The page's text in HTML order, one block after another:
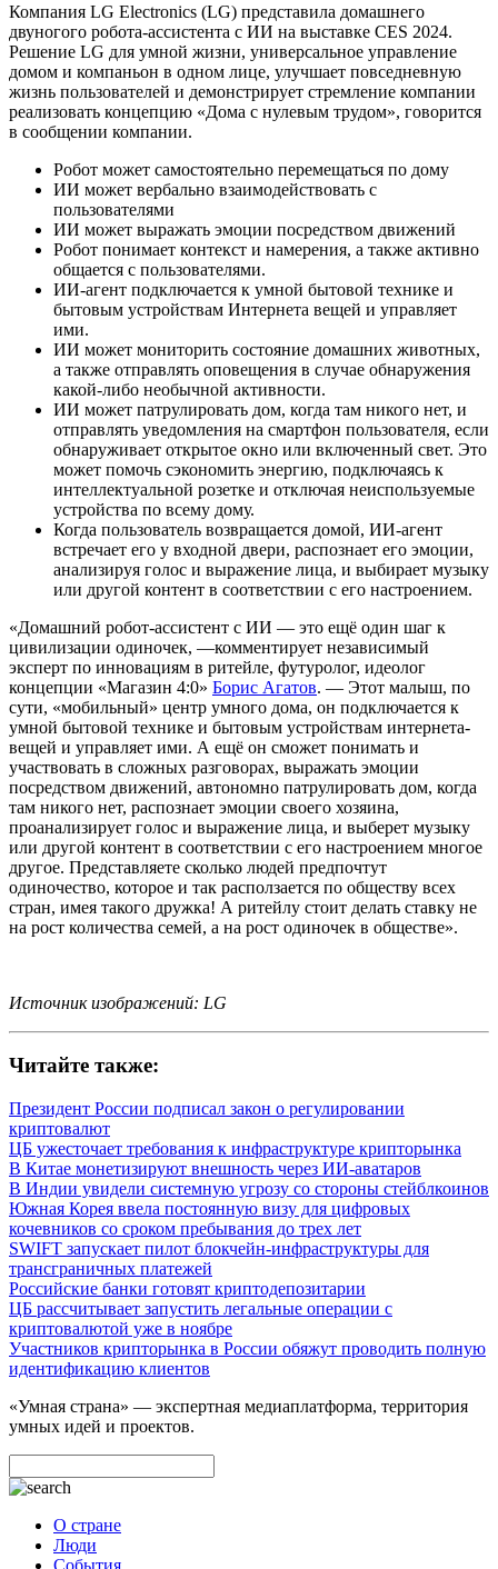
Компания LG Electronics (LG) представила домашнего
двуногого робота-ассистента с ИИ на выставке CES 2024.
Решение LG для умной жизни, универсальное управление
домом и компаньон в одном лице, улучшает повседневную
жизнь пользователей и демонстрирует стремление компании
реализовать концепцию «Дома с нулевым трудом», говорится
в сообщении компании.
Робот может самостоятельно перемещаться по дому
ИИ может вербально взаимодействовать с
пользователями
ИИ может выражать эмоции посредством движений
Робот понимает контекст и намерения, а также активно
общается с пользователями.
ИИ-агент подключается к умной бытовой технике и
бытовым устройствам Интернета вещей и управляет
ими.
ИИ может мониторить состояние домашних животных,
а также отправлять оповещения в случае обнаружения
какой-либо необычной активности.
ИИ может патрулировать дом, когда там никого нет, и
отправлять уведомления на смартфон пользователя, если
обнаруживает открытое окно или включенный свет. Это
может помочь сэкономить энергию, подключаясь к
интеллектуальной розетке и отключая неиспользуемые
устройства по всему дому.
Когда пользователь возвращается домой, ИИ-агент
встречает его у входной двери, распознает его эмоции,
анализируя голос и выражение лица, и выбирает музыку
или другой контент в соответствии с его настроением.
«Домашний робот-ассистент с ИИ — это ещё один шаг к
цивилизации одиночек, —комментирует независимый
эксперт по инновациям в ритейле, футуролог, идеолог
концепции «Магазин 4:0» Борис Агатов. — Этот малыш, по
сути, «мобильный» центр умного дома, он подключается к
умной бытовой технике и бытовым устройствам интернета-
вещей и управляет ими. А ещё он сможет понимать и
участвовать в сложных разговорах, выражать эмоции
посредством движений, автономно патрулировать дом, когда
там никого нет, распознает эмоции своего хозяина,
проанализирует голос и выражение лица, и выберет музыку
или другой контент в соответствии с его настроением многое
другое. Представляете сколько людей предпочтут
одиночество, которое и так расползается по обществу всех
стран, имея такого дружка! А ритейлу стоит делать ставку не
на рост количества семей, а на рост одиночек в обществе».
Источник изображений: LG
Читайте также:
Президент России подписал закон о регулировании
криптовалют
ЦБ ужесточает требования к инфраструктуре крипторынка
В Китае монетизируют внешность через ИИ-аватаров
В Индии увидели системную угрозу со стороны стейблкоинов
Южная Корея ввела постоянную визу для цифровых
кочевников со сроком пребывания до трех лет
SWIFT запускает пилот блокчейн-инфраструктуры для
трансграничных платежей
Российские банки готовят криптодепозитарии
ЦБ рассчитывает запустить легальные операции с
криптовалютой уже в ноябре
Участников крипторынка в России обяжут проводить полную
идентификацию клиентов
«Умная страна» — экспертная медиаплатформа, территория
умных идей и проектов.
О стране
Люди
События